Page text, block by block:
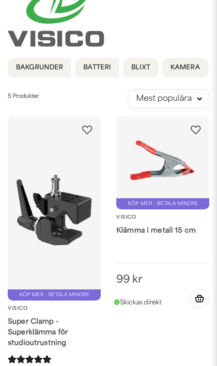
BAKGRUNDER BATTERI BLIXT KAMERA
5 Produkter Mest populära
KÖP MER - BETALA MINDRE
VISICO
Super Clamp -
Superklämma för
studioutrustning
KÖP MER - BETALA MINDRE
VISICO
Klämma i metall 15 cm
99 kr